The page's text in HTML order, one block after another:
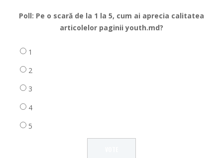
Poll: Pe o scară de la 1 la 5, cum ai aprecia calitatea
articolelor paginii youth.md?
1
2
3
4
5